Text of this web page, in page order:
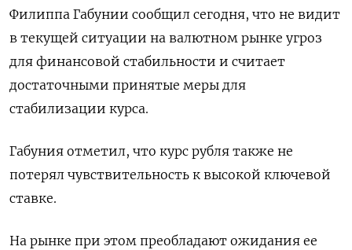
Филиппа Габунии сообщил сегодня, что не видит
в текущей ситуации на валютном рынке угроз
для финансовой стабильности и считает
достаточными принятые меры для
стабилизации курса.
Габуния отметил, что курс рубля также не
потерял чувствительность к высокой ключевой
ставке.
На рынке при этом преобладают ожидания ее